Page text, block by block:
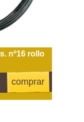
nº16 rollo
comprar